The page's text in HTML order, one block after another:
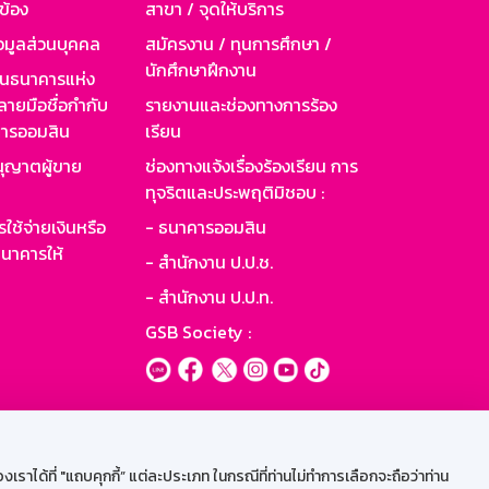
ได้ที่ "แถบคุกกี้” แต่ละประเภท ในกรณีที่ท่านไม่ทำการเลือกจะถือว่าท่าน
อง
มูลส่วนบุคคล
นาคารแห่ง
ายมือชื่อกำกับ
รออมสิน
ญาตผู้ขาย
ช้จ่ายเงินหรือ
คารให้
สาขา / จุดให้บริการ
สมัครงาน / ทุนการศึกษา /
นักศึกษาฝึกงาน
รายงานและช่องทางการร้อง
เรียน
ช่องทางแจ้งเรื่องร้องเรียน การ
ทุจริตและประพฤติมิชอบ :
- ธนาคารออมสิน
- สำนักงาน ป.ป.ช.
- สำนักงาน ป.ป.ท.
GSB Society :